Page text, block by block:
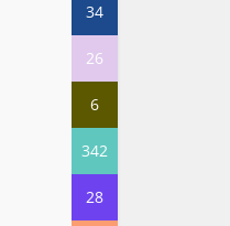
34
26
6
342
28